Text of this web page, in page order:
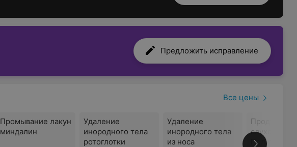
Предложить исправление
Все цены
Промывание лакун
миндалин
Удаление
инородного тела
ротоглотки
Удаление
инородного тела
из носа
Продувание
слуховой
Политцеру